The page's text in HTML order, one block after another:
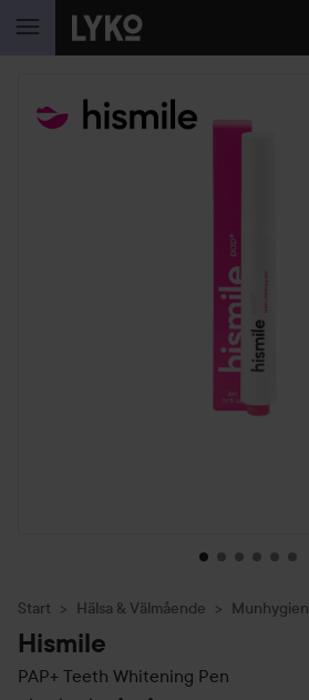
HOPPA TILL INNEHÅLLET
HOPPA ÖVER SEKTIONEN
Start Hälsa & Välmående Munhygien
Hismile
PAP+ Teeth Whitening Pen